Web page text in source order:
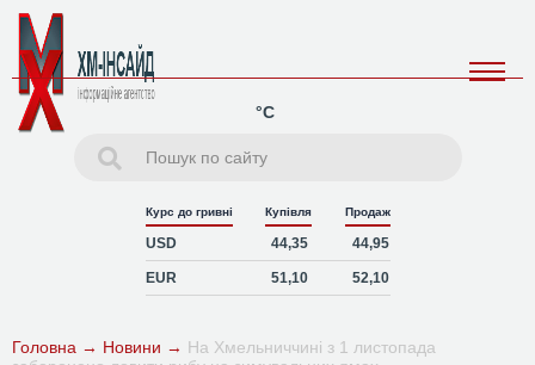
°C
Курс до гривні Купівля Продаж
USD 44,35 44,95
EUR 51,10 52,10
Головна → Новини → На Хмельниччині з 1 листопада